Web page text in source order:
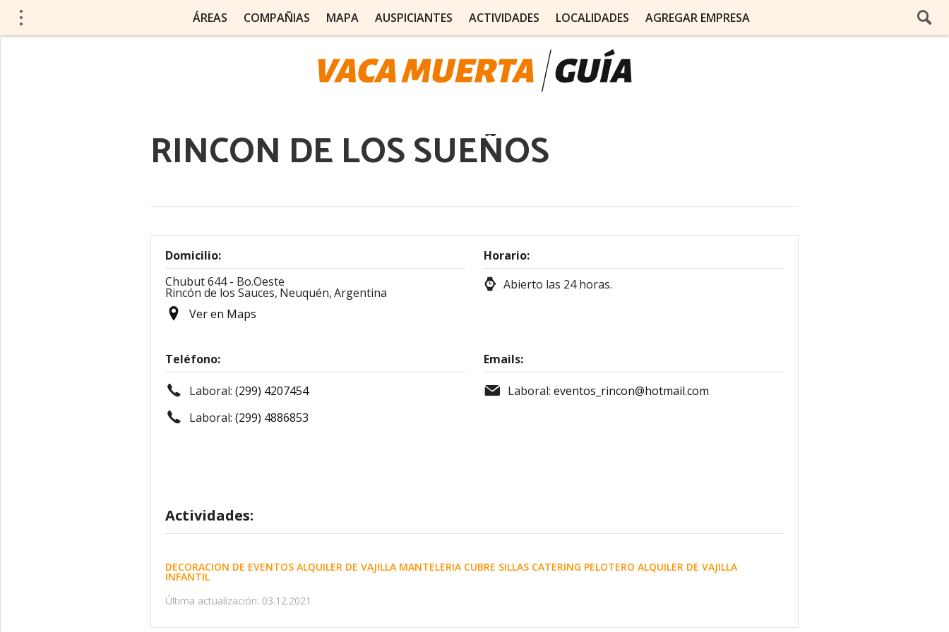
ÁREAS COMPAÑIAS MAPA AUSPICIANTES ACTIVIDADES LOCALIDADES AGREGAR EMPRESA
RINCON DE LOS SUEÑOS
Domicilio:
Chubut 644 - Bo.Oeste
Rincón de los Sauces, Neuquén,Argentina
Ver en Maps
Horario:
Abierto las 24 horas.
Teléfono:
Laboral: (299) 4207454
Laboral: (299) 4886853
Emails:
Laboral: eventos_rincon@hotmail.com
Actividades:
DECORACION DE EVENTOS ALQUILER DE VAJILLA MANTELERIA CUBRE SILLAS CATERING PELOTERO ALQUILER DE VAJILLA
INFANTIL
Última actualización: 03.12.2021